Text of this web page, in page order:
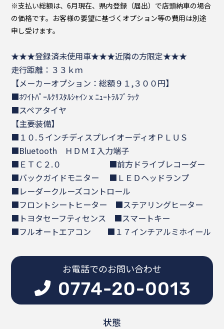
※支払い総額は、6月現在、県内登録（届出）で店頭納車の場合
の価格です。お客様の要望に基づくオプション等の費用は別途
申し受けます。
★★★登録済未使用車★★★近隣の方限定★★★
走行距離：３３ｋｍ
【メーカーオプション：総額９１,３００円】
■ﾎﾜｲﾄﾊﾟｰﾙｸﾘｽﾀﾙｼｬｲﾝ x ﾆｭｰﾄﾗﾙﾌﾞﾗｯｸ
■スペアタイヤ
【主要装備】
■１０.５インチディスプレイオーディオＰＬＵＳ
■Bluetooth ＨＤＭＩ入力端子
■ＥＴＣ２.０ ■前方ドライブレコーダー
■バックガイドモニター ■ＬＥＤヘッドランプ
■レーダークルーズコントロール
■フロントシートヒーター ■ステアリングヒーター
■トヨタセーフティセンス ■スマートキー
■フルオートエアコン ■１７インチアルミホイール
お電話でのお問い合わせ
状態